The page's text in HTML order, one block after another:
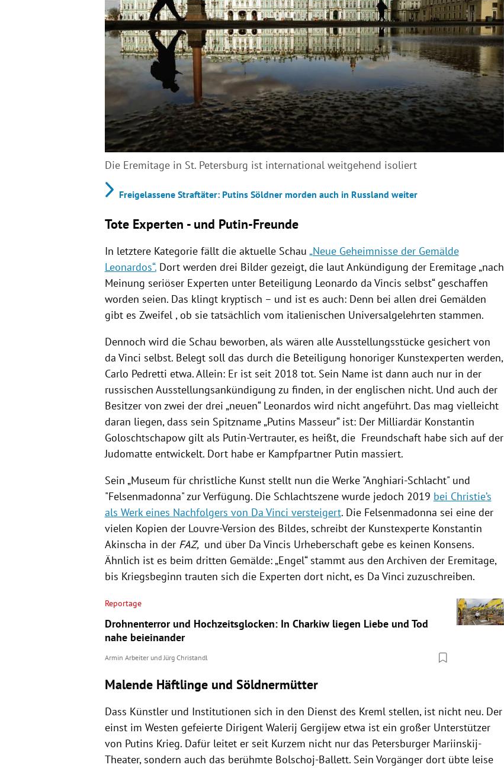
Die Eremitage in St. Petersburg ist international weitgehend isoliert
Freigelassene Straftäter: Putins Söldner morden auch in Russland weiter
Tote Experten - und Putin-Freunde
In letztere Kategorie fällt die aktuelle Schau „Neue Geheimnisse der Gemälde
Leonardos“.Dort werden drei Bilder gezeigt, die laut Ankündigung der Eremitage „nach
Meinung seriöser Experten unter Beteiligung Leonardo da Vincis selbst“ geschaffen
worden seien. Das klingt kryptisch – und ist es auch: Denn bei allen drei Gemälden
gibt es Zweifel , ob sie tatsächlich vom italienischen Universalgelehrten stammen.
Dennoch wird die Schau beworben, als wären alle Ausstellungsstücke gesichert von
da Vinci selbst. Belegt soll das durch die Beteiligung honoriger Kunstexperten werden,
Carlo Pedretti etwa. Allein: Er ist seit 2018 tot. Sein Name ist dann auch nur in der
russischen Ausstellungsankündigung zu finden, in der englischen nicht. Und auch der
Besitzer von zwei der drei „neuen“ Leonardos wird nicht angeführt. Das mag vielleicht
daran liegen, dass sein Spitzname „Putins Masseur“ ist: Der Milliardär Konstantin
Goloschtschapow gilt als Putin-Vertrauter, es heißt, die Freundschaft habe sich auf der
Judomatte entwickelt. Dort habe er Kampfpartner Putin massiert.
Sein „Museum für christliche Kunst stellt nun die Werke "Anghiari-Schlacht" und
"Felsenmadonna" zur Verfügung. Die Schlachtszene wurde jedoch 2019 bei Christie’s
als Werk eines Nachfolgers von Da Vinci versteigert. Die Felsenmadonna sei eine der
vielen Kopien der Louvre-Version des Bildes, schreibt der Kunstexperte Konstantin
Akinscha in der FAZ, und über Da Vincis Urheberschaft gebe es keinen Konsens.
Ähnlich ist es beim dritten Gemälde: „Engel“ stammt aus den Archiven der Eremitage,
bis Kriegsbeginn trauten sich die Experten dort nicht, es Da Vinci zuzuschreiben.
Reportage
Drohnenterror und Hochzeitsglocken: In Charkiw liegen Liebe und Tod
nahe beieinander
Armin ArbeiterundJürg Christandl
Malende Häftlinge und Söldnermütter
Dass Künstler und Institutionen sich in den Dienst des Kreml stellen, ist nicht neu. Der
einst im Westen gefeierte Dirigent Walerij Gergijew etwa ist ein großer Unterstützer
von Putins Krieg. Dafür leitet er seit Kurzem nicht nur das Petersburger Mariinskij-
Theater, sondern auch das berühmte Bolschoj-Ballett. Sein Vorgänger dort übte leise